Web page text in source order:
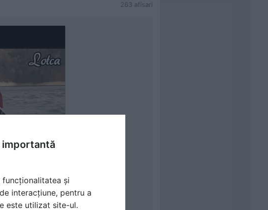
263 afisari
și
interacțiune, pentru a
este utilizat site-ul.